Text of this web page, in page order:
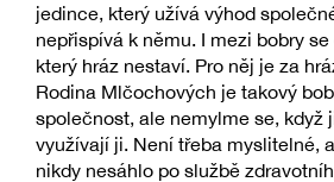
jedince, který užívá výhod
nepřispívá k němu. I mezi bobry
který hráz nestaví. Pro něj je za
Rodina Mlčochových je takový
společnost, ale nemylme se, když
využívají ji. Není třeba myslitelné,
nikdy nesáhlo po službě